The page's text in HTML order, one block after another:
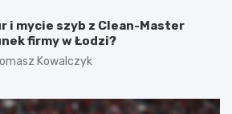
i mycie szyb z Clean-Master
firmy w Łodzi?
Kowalczyk